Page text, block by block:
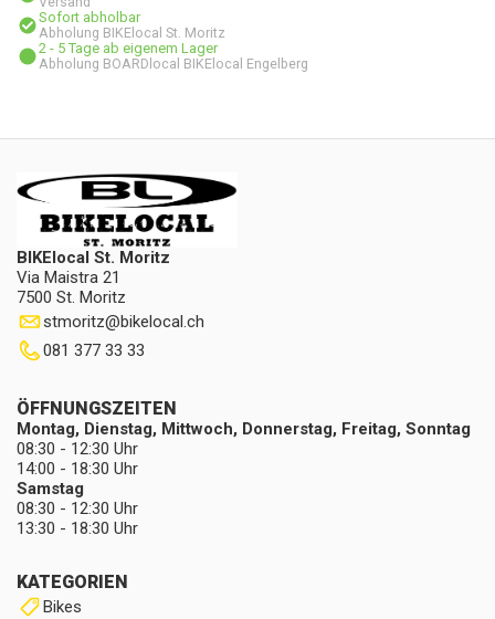
Sofort abholbar
Abholung BIKElocal St. Moritz
2 - 5 Tage ab eigenem Lager
Abholung BOARDlocal BIKElocal Engelberg
BIKElocal St. Moritz
Via Maistra 21
7500 St. Moritz
stmoritz@bikelocal.ch
081 377 33 33
KATEGORIEN
Bikes
ÖFFNUNGSZEITEN
Montag, Dienstag, Mittwoch, Donnerstag, Freitag, Sonntag
08:30 - 12:30 Uhr
14:00 - 18:30 Uhr
Samstag
08:30 - 12:30 Uhr
13:30 - 18:30 Uhr